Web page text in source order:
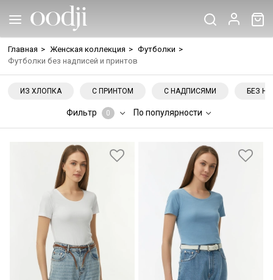
Главная > Женская коллекция > Футболки >
Футболки без надписей и принтов
ИЗ ХЛОПКА С ПРИНТОМ С НАДПИСЯМИ БЕЗ
Фильтр 0 По популярности